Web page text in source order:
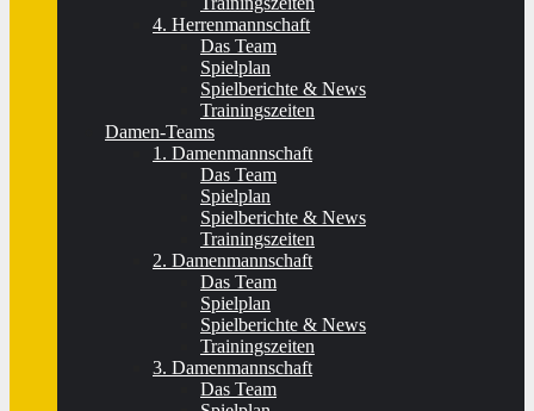
4. Herrenmannschaft
Das Team
Spielplan
Spielberichte & News
Trainingszeiten
Damen-Teams
1. Damenmannschaft
Das Team
Spielplan
Spielberichte & News
Trainingszeiten
2. Damenmannschaft
Das Team
Spielplan
Spielberichte & News
Trainingszeiten
3. Damenmannschaft
Das Team